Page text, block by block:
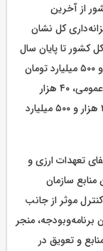
از آخرین
کل نشان
کشور تا پایان سال
۱۴۰۳، بر اساس مجوزهای صادره، بالغ بر ۲۶۴ هزار و ۵۰۰ میلیارد تومان
است که شامل ۱۹۰ هزار میلیاردتومان از محل منابع عمومی، ۴۰ هزار
میلیاردتومان از محل منابع تنخواه‌گردان خزانه و ۳۴ هزار و ۵۰۰ میلیارد
تعهدات ارزی و
سازمان
موثر از جانب
برنامه‌وبودجه، منجر
و تعویق در